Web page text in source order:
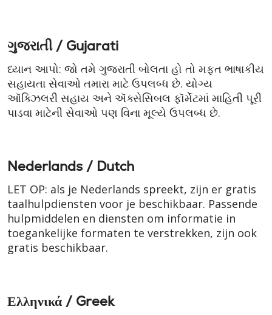
ગુજરાતી / Gujarati
ધ્યાન આપો: જો તમે ગુજરાતી બોલતા હો તો મફત ભાષાકીય
સહાયતા સેવાઓ તમારા માટે ઉપલબ્ધ છે. યોગ્ય
ઑક્ઝિલરી સહાય અને ઍક્સેસિબલ ફૉર્મેટમાં માહિતી પૂરી
પાડવા માટેની સેવાઓ પણ વિના મૂલ્યે ઉપલબ્ધ છે.
Nederlands / Dutch
LET OP: als je Nederlands spreekt, zijn er gratis
taalhulpdiensten voor je beschikbaar. Passende
hulpmiddelen en diensten om informatie in
toegankelijke formaten te verstrekken, zijn ook
gratis beschikbaar.
Ελληνικά / Greek